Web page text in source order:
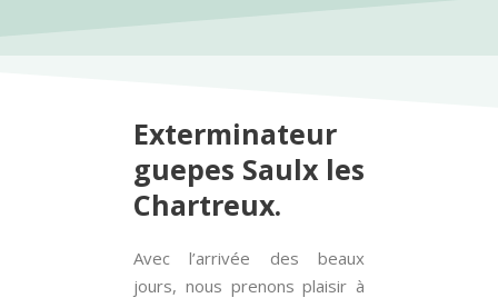
Exterminateur
guepes Saulx les
Chartreux.
Avec l’arrivée des beaux
jours, nous prenons plaisir à